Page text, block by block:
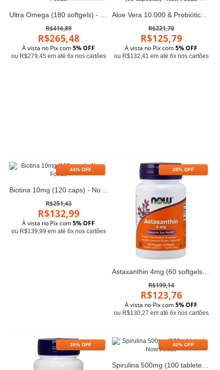
Ultra Omega (180 softgels) - Now Foods
R$416,89
R$265,48
À vista no Pix com5% OFF
ou R$279,45 em até 6x nos cartões
Aloe Vera 10.000 & Probióticos (60 cápsulas) - Now Foods
R$221,70
R$125,79
À vista no Pix com5% OFF
ou R$132,41 em até 6x nos cartões
44% OFF
Biotina 10mg (120 caps) - Now Foods
R$251,43
R$132,99
À vista no Pix com5% OFF
ou R$139,99 em até 6x nos cartões
35% OFF
Astaxanthin 4mg (60 softgels) - Now Foods
R$199,14
R$123,76
À vista no Pix com5% OFF
ou R$130,27 em até 6x nos cartões
38% OFF 40% OFF
Spirulina 500mg (100 tabletes) - Now Foods